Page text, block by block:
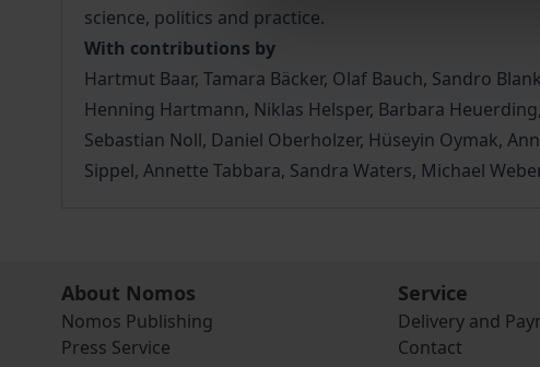
science, politics and practice.
With contributions by
Hartmut Baar, Tamara Bäcker, Olaf Bauch, Sandro
Henning Hartmann, Niklas Helsper, Barbara
Sebastian Noll, Daniel Oberholzer, Hüseyin Oymak,
Sippel, Annette Tabbara, Sandra Waters, Michael
About Nomos
Nomos Publishing
Press Service
Service
Delivery and
Contact